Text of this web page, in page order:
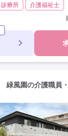
療所
介護福祉士
初任者研修(ヘ
残業月20時間以内
交通費支給
定年60歳以上
緑風園の介護職員